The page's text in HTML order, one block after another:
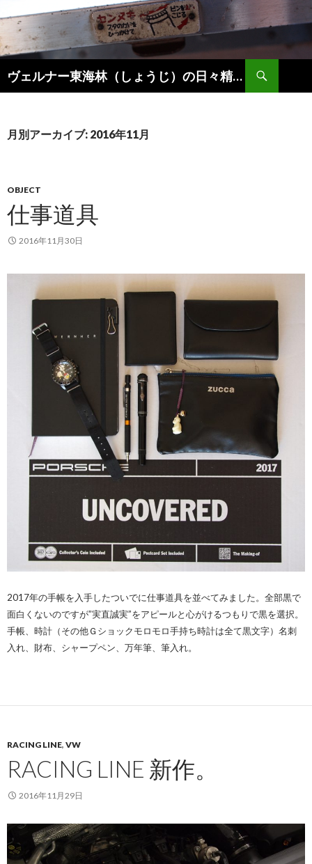
ヴェルナー東海林（しょうじ）の日々精進。
索
ン
キ
ッ
プ
月別アーカイブ: 2016年11月
OBJECT
仕事道具
2016年11月30日
2017年の手帳を入手したついでに仕事道具を並べてみました。全部黒で
面白くないのですが”実直誠実”をアピールと心がけるつもりで黒を選択。
手帳、時計（その他Ｇショックモロモロ手持ち時計は全て黒文字）名刺
入れ、財布、シャープペン、万年筆、筆入れ。
RACING LINE, VW
RACING LINE 新作。
2016年11月29日